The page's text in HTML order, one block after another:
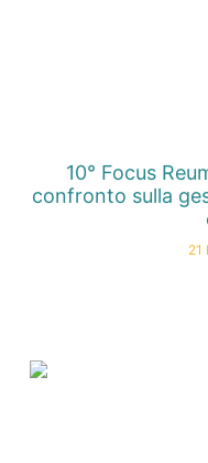
10° Focus
confronto sulla
21